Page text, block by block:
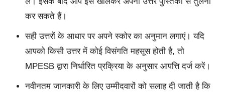
कर सकते हैं।
सही उत्तरों के आधार पर अपने स्कोर का अनुमान लगाएं। यदि
आपको किसी उत्तर में कोई विसंगति महसूस होती है, तो
MPESB द्वारा निर्धारित प्रक्रिया के अनुसार आपत्ति दर्ज करें।
नवीनतम जानकारी के लिए उम्मीदवारों को सलाह दी जाती है कि